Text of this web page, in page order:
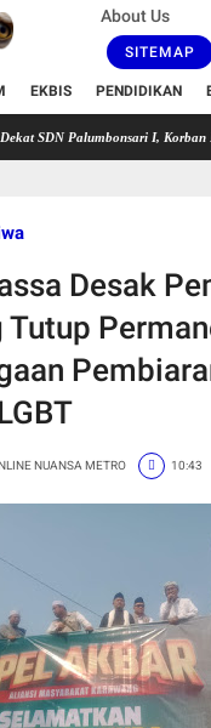
About Us
SITEMAP
EKBIS PENDIDIKAN
I, Korban Rugi Rp19
Desak
Tutup
NUANSA METRO 10:43